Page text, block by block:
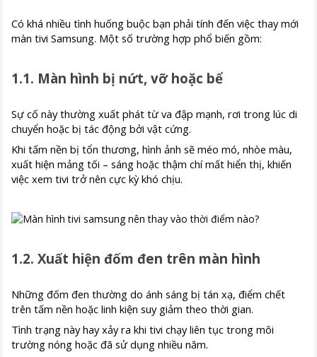
Có khá nhiều tình huống buộc bạn phải tính đến việc thay mới
màn tivi Samsung. Một số trường hợp phổ biến gồm:
1.1. Màn hình bị nứt, vỡ hoặc bể
Sự cố này thường xuất phát từ va đập mạnh, rơi trong lúc di
chuyển hoặc bị tác động bởi vật cứng.
Khi tấm nền bị tổn thương, hình ảnh sẽ méo mó, nhòe màu,
xuất hiện mảng tối – sáng hoặc thậm chí mất hiển thị, khiến
việc xem tivi trở nên cực kỳ khó chịu.
1.2. Xuất hiện đốm đen trên màn hình
Những đốm đen thường do ánh sáng bị tán xạ, điểm chết
trên tấm nền hoặc linh kiện suy giảm theo thời gian.
Tình trạng này hay xảy ra khi tivi chạy liên tục trong môi
trường nóng hoặc đã sử dụng nhiều năm.